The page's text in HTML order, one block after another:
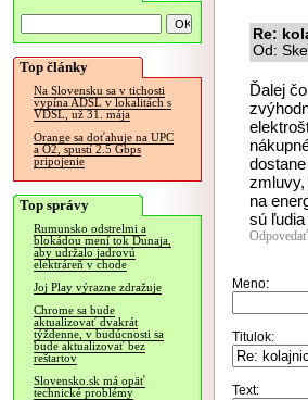
Top články
Na Slovensku sa v tichosti
vypína ADSL v lokalitách s
VDSL, už 31. mája
Orange sa doťahuje na UPC
a O2, spustí 2.5 Gbps
pripojenie
Top správy
Rumunsko odstrelmi a
blokádou mení tok Dunaja,
aby udržalo jadrovú
elektráreň v chode
Joj Play výrazne zdražuje
Chrome sa bude
aktualizovať dvakrát
týždenne, v budúcnosti sa
bude aktualizovať bez
reštartov
Slovensko.sk má opäť
technické problémy
Re:
Od:
Ďalej
na
sú
Odpovedať
Meno:
Titulok:
Text: